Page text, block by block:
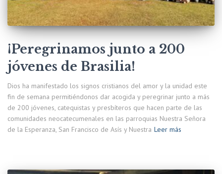
¡Peregrinamos junto a 200
jóvenes de Brasilia!
Dios ha manifestado los signos cristianos del amor y la unidad este
fin de semana permitiéndonos dar acogida y peregrinar junto a más
de 200 jóvenes, catequistas y presbíteros que hacen parte de las
comunidades neocatecumenales en las parroquias Nuestra Señora
de la Esperanza, San Francisco de Asís y Nuestra Leer más